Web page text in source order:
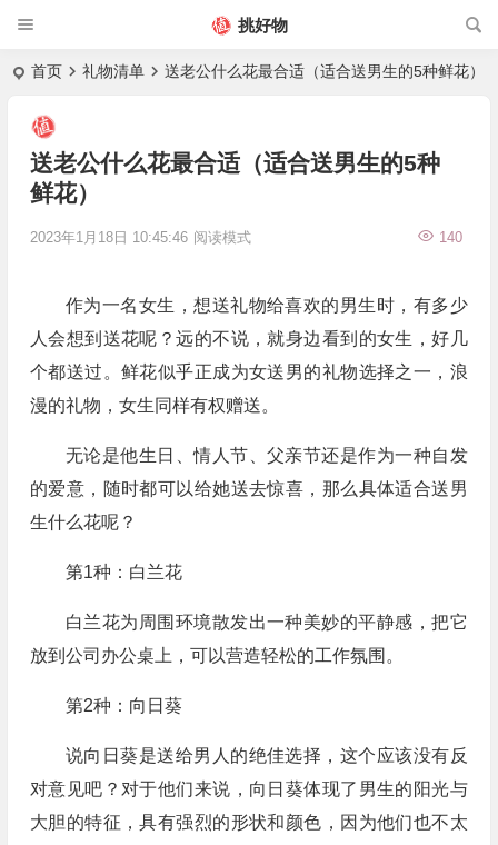
挑好物
首页 礼物清单 送老公什么花最合适（适合送男生的5种鲜花）
送老公什么花最合适（适合送男生的5种
鲜花）
2023年1月18日 10:45:46 140
阅读模式
作为一名女生，想送礼物给喜欢的男生时，有多少
人会想到送花呢？远的不说，就身边看到的女生，好几
个都送过。鲜花似乎正成为女送男的礼物选择之一，浪
漫的礼物，女生同样有权赠送。
无论是他生日、情人节、父亲节还是作为一种自发
的爱意，随时都可以给她送去惊喜，那么具体适合送男
生什么花呢？
第1种：白兰花
白兰花为周围环境散发出一种美妙的平静感，把它
放到公司办公桌上，可以营造轻松的工作氛围。
第2种：向日葵
说向日葵是送给男人的绝佳选择，这个应该没有反
对意见吧？对于他们来说，向日葵体现了男生的阳光与
大胆的特征，具有强烈的形状和颜色，因为他们也不太